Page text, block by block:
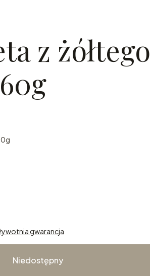
z żółtego
gwarancja
Niedostępny